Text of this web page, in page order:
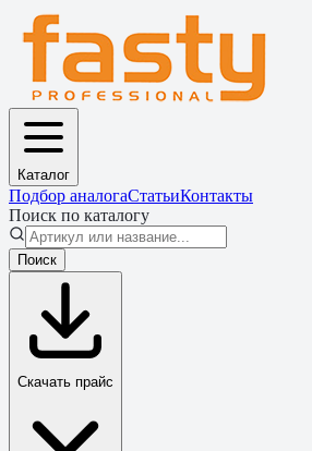
Каталог
Подбор аналогаСтатьиКонтакты
Поиск по каталогу
Поиск
Скачать прайс